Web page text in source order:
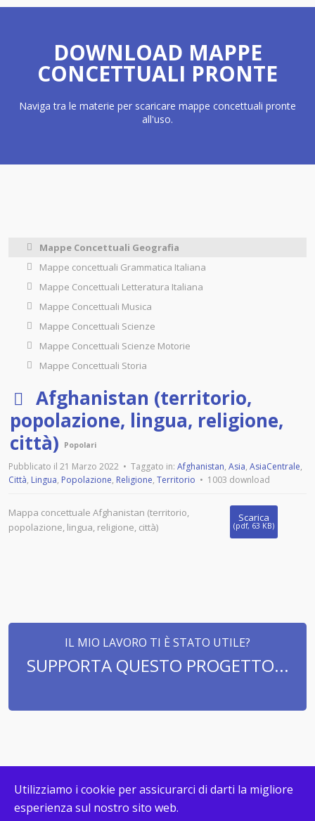
DOWNLOAD MAPPE
CONCETTUALI PRONTE
Naviga tra le materie per scaricare mappe concettuali pronte
all'uso.
Mappe Concettuali Geografia
Mappe concettuali Grammatica Italiana
Mappe Concettuali Letteratura Italiana
Mappe Concettuali Musica
Mappe Concettuali Scienze
Mappe Concettuali Scienze Motorie
Mappe Concettuali Storia
p
d
f
Afghanistan (territorio,
popolazione, lingua, religione,
città)
Popolari
Pubblicato il 21 Marzo 2022 Taggato in: Afghanistan, Asia, AsiaCentrale,
Città, Lingua, Popolazione, Religione, Territorio 1003 download
Scarica
(pdf, 63 KB)
Mappa concettuale Afghanistan (territorio,
popolazione, lingua, religione, città)
IL MIO LAVORO TI È STATO UTILE?
SUPPORTA QUESTO PROGETTO...
© COPYRIGHT MAPPECONCETTUALI.ORG 2026. DESIGN &
Utilizziamo i cookie per assicurarci di darti la migliore
esperienza sul nostro sito web.